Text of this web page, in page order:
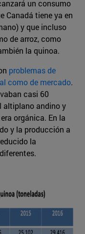
un consumo
Canadá tiene ya en
y que incluso
de arroz, como
la quinoa.
problemas de
como de mercado.
casi 60
altiplano andino y
orgánica. En la
y la producción a
la